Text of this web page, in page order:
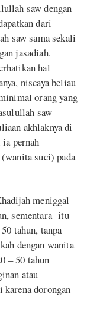
saw dengan
dari
saw sama sekali
jasadiah.
hal
niscaya beliau
orang yang
saw
akhlaknya di
pernah
suci) pada
meniggal
sementara itu
tahun, tanpa
dengan wanita
– 50 tahun
atau
karena dorongan